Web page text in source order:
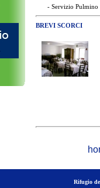
- Servizio Pulmino
BREVI SCORCI
Rifugio